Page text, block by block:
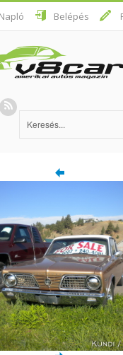
Napló Belépés